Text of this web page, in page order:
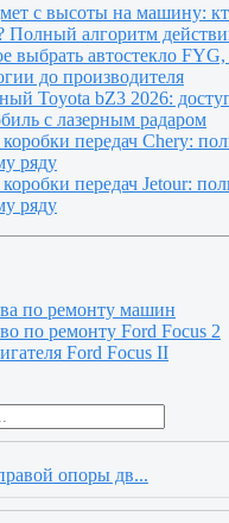
с высоты на машину:
Полный алгоритм
выбрать автостекло
до производителя
Toyota bZ3 2026:
с лазерным радаром
передач Chery:
ряду
передач Jetour:
ряду
по ремонту машин
по ремонту Ford Focus 2
Ford Focus II
опоры дв...